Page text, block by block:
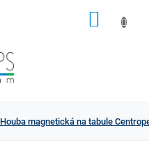
Houba magnetická na tabule